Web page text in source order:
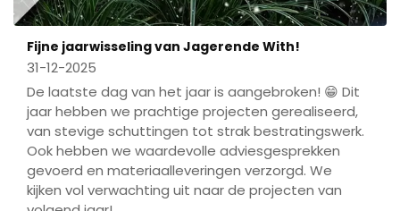
Fijne jaarwisseling van Jagerende With!
31-12-2025
De laatste dag van het jaar is aangebroken! 😁 Dit
jaar hebben we prachtige projecten gerealiseerd,
van stevige schuttingen tot strak bestratingswerk.
Ook hebben we waardevolle adviesgesprekken
gevoerd en materiaalleveringen verzorgd. We
kijken vol verwachting uit naar de projecten van